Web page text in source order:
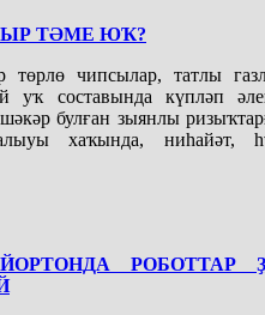
ТӘМЕ ЮҠ?
төрлө чипсылар, татлы
уҡ составында күпләп
булған зыянлы
хаҡында, ниһайәт,
РОБОТТАР